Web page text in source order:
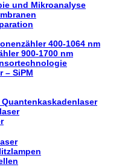
und Mikroanalyse
400-1064 nm
900-1700 nm
– SiPM